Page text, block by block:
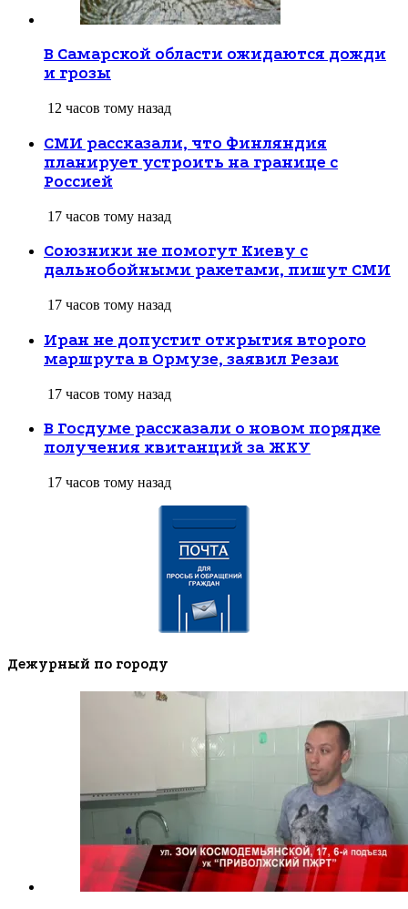
В Самарской области ожидаются дожди
и грозы
12 часов тому назад
СМИ рассказали, что Финляндия
планирует устроить на границе с
Россией
17 часов тому назад
Союзники не помогут Киеву с
дальнобойными ракетами, пишут СМИ
17 часов тому назад
Иран не допустит открытия второго
маршрута в Ормузе, заявил Резаи
17 часов тому назад
В Госдуме рассказали о новом порядке
получения квитанций за ЖКУ
17 часов тому назад
Дежурный по городу